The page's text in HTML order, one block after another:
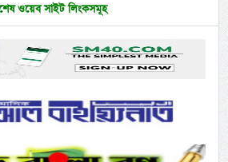
ওয়েব সাইট লিংকসমূহ